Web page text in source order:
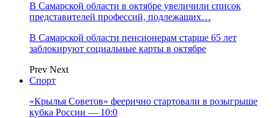
В Самарской области в октябре увеличили список
представителей профессий, подлежащих…
В Самарской области пенсионерам старше 65 лет
заблокируют социальные карты в октябре
Prev Next
Спорт
«Крылья Советов» феерично стартовали в розыгрыше
кубка России — 10:0